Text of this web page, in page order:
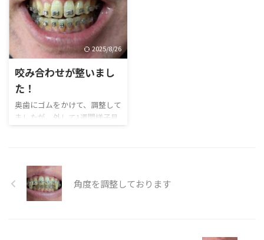
2025/8/26
咬み合わせが整いまし
た！
奥歯にゴムをかけて、調整して
ましたが、外して1週間様子見
となりました。 歯は戻りがあ
角度を調整しております